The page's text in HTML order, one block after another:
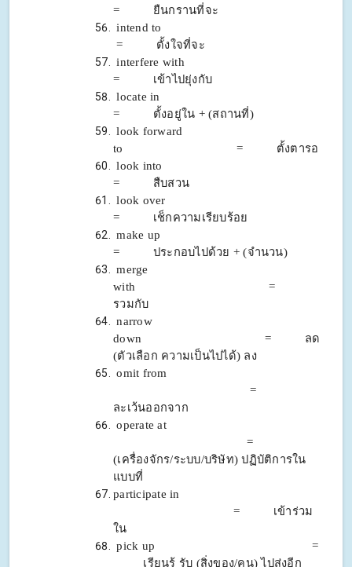
= ยืนกรานที่จะ
intend to
= ตั้งใจที่จะ
interfere with
= เข้าไปยุ่งกับ
locate in
= ตั้งอยู่ใน + (สถานที่)
look forward
to = ตั้งตารอ
look into
= สืบสวน
look over
= เช็กความเรียบร้อย
make up
= ประกอบไปด้วย + (จำนวน)
merge
with =
รวมกับ
narrow
down = ลด
(ตัวเลือก ความเป็นไปได้) ลง
omit from
=
ละเว้นออกจาก
operate at
=
(เครื่องจักร/ระบบ/บริษัท) ปฏิบัติการใน
แบบที่
participate in
= เข้าร่วม
ใน
pick up =
เรียนรู้ รับ (สิ่งของ/คน) ไปส่งอีก